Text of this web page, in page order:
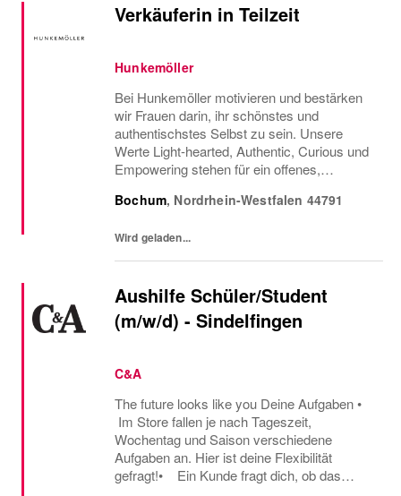
Verkäuferin in Teilzeit
Hunkemöller
Bei Hunkemöller motivieren und bestärken
wir Frauen darin, ihr schönstes und
authentischstes Selbst zu sein. Unsere
Werte Light-hearted, Authentic, Curious und
Empowering stehen für ein offenes,
Neugier, Vertrauen und persönliches
Bochum, Nordrhein-Westfalen 44791
Wird geladen...
Aushilfe Schüler/Student
(m/w/d) - Sindelfingen
C&A
The future looks like you Deine Aufgaben •
Im Store fallen je nach Tageszeit,
Wochentag und Saison verschiedene
Aufgaben an. Hier ist deine Flexibilität
gefragt!• Ein Kunde fragt dich, ob das